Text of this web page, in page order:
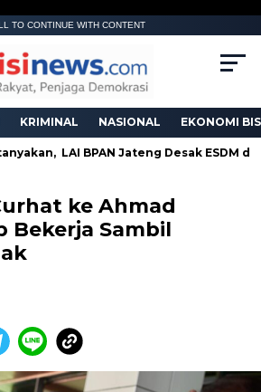
TO CONTINUE WITH CONTENT
KRIMINAL NASIONAL EKONOMI
LAI BPAN Jateng Desak ESDM dan
ke Ahmad
Bekerja Sambil